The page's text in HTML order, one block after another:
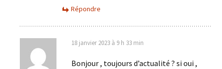
Répondre
18 janvier 2023 à 9 h 33 min
Bonjour , toujours d’actualité ? si oui ,